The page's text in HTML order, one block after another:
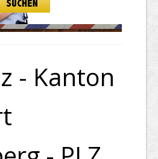
- Kanton